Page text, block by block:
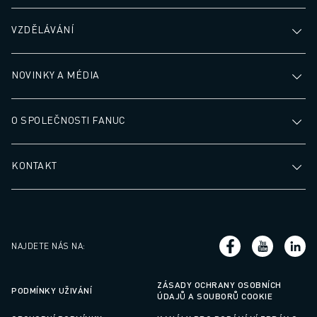
VZDĚLÁVÁNÍ
NOVINKY A MÉDIA
O SPOLEČNOSTI FANUC
KONTAKT
NAJDETE NÁS NA:
PODMÍNKY UŽIVÁNÍ
ZÁSADY OCHRANY OSOBNÍCH
ÚDAJŮ A SOUBORŮ COOKIE